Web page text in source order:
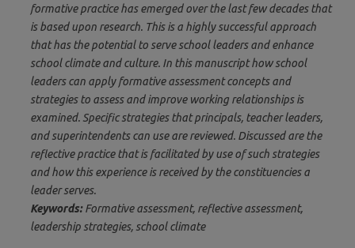
formative practice has emerged over the last few decades that
is based upon research. This is a highly successful approach
that has the potential to serve school leaders and enhance
school climate and culture. In this manuscript how school
leaders can apply formative assessment concepts and
strategies to assess and improve working relationships is
examined. Specific strategies that principals, teacher leaders,
and superintendents can use are reviewed. Discussed are the
reflective practice that is facilitated by use of such strategies
and how this experience is received by the constituencies a
leader serves.
Keywords:Formative assessment, reflective assessment,
leadership strategies, school climate